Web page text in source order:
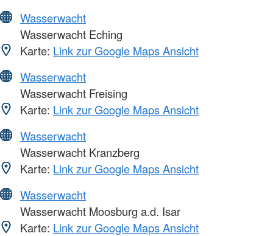
Wasserwacht
Wasserwacht Eching
Karte: Link zur Google Maps Ansicht
Wasserwacht
Wasserwacht Freising
Karte: Link zur Google Maps Ansicht
Wasserwacht
Wasserwacht Kranzberg
Karte: Link zur Google Maps Ansicht
Wasserwacht
Wasserwacht Moosburg a.d. Isar
Karte: Link zur Google Maps Ansicht